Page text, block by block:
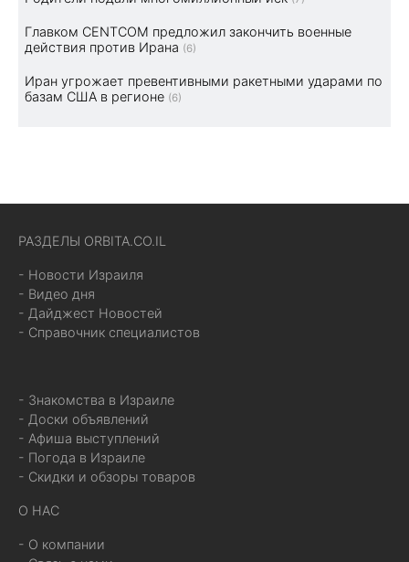
Главком CENTCOM предложил закончить военные
действия против Ирана (6)
Иран угрожает превентивными ракетными ударами по
базам США в регионе (6)
РАЗДЕЛЫ ORBITA.CO.IL
- Новости Израиля
- Видео дня
- Дайджест Новостей
- Справочник специалистов
- Знакомства в Израиле
- Доски объявлений
- Афиша выступлений
- Погода в Израиле
- Скидки и обзоры товаров
О НАС
- О компании